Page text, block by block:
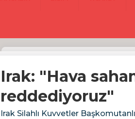
Irak: "Hava
reddediyoruz"
Irak Silahlı Kuvvetler